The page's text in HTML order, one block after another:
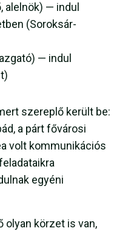
alelnök) — indul
(Soroksár-
— indul
szereplő került be:
a párt fővárosi
volt kommunikációs
egyéni
olyan körzet is van,